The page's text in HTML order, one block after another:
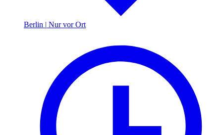
Berlin | Nur vor Ort